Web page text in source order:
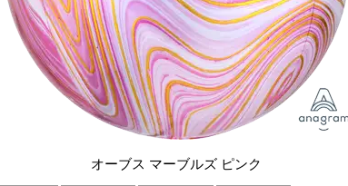
オーブス マーブルズ ピンク